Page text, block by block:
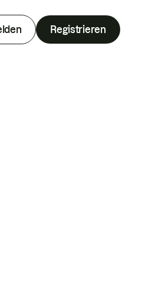
Registrieren